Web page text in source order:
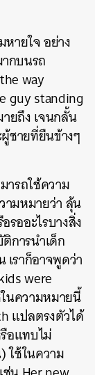
ายใจ อย่าง
กบนรถ
way
guy standing
ยถึง เจนกลั้น
ชายที่ยืนข้างๆ
รถใช้ความ
ามหมายว่า ลุ้น
รออะไรบางสิ่ง
การนำเด็ก
ราก็อาจพูดว่า
were
นความหมายนี้
แปลตรงตัวได้
อแทบไม่
ใช้ในความ